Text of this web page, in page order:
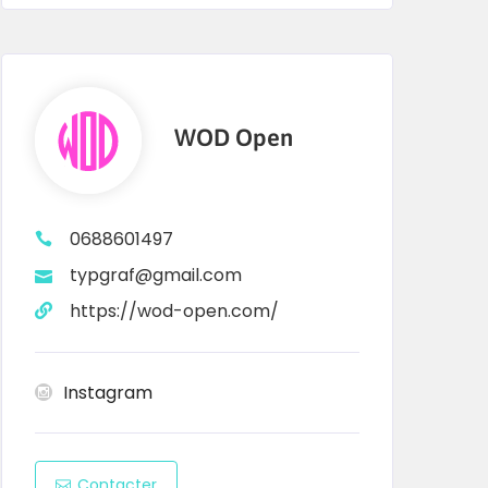
WOD Open
0688601497
typgraf@gmail.com
https://wod-open.com/
Instagram